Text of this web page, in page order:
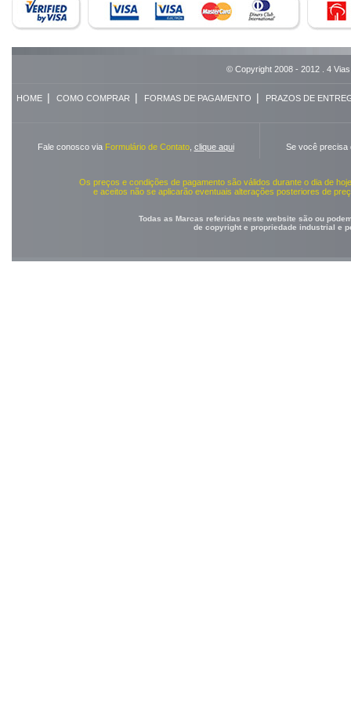
© Copyright 2008 - 2012 . 4
HOME| COMO COMPRAR | FORMAS DE PAGAMENTO | PRAZOS DE
Fale conosco via Formulário de Contato, clique aqui Se você precisa
Os preços e condições de pagamento são válidos durante o dia de
e aceitos não se aplicarão eventuais alterações posteriores de
Todas as Marcas referidas neste website são ou
de copyright e propriedade industrial e